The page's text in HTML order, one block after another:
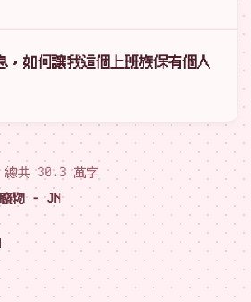
，如何讓我這個上班族保有個人
總共 30.3 萬字
物 - JN